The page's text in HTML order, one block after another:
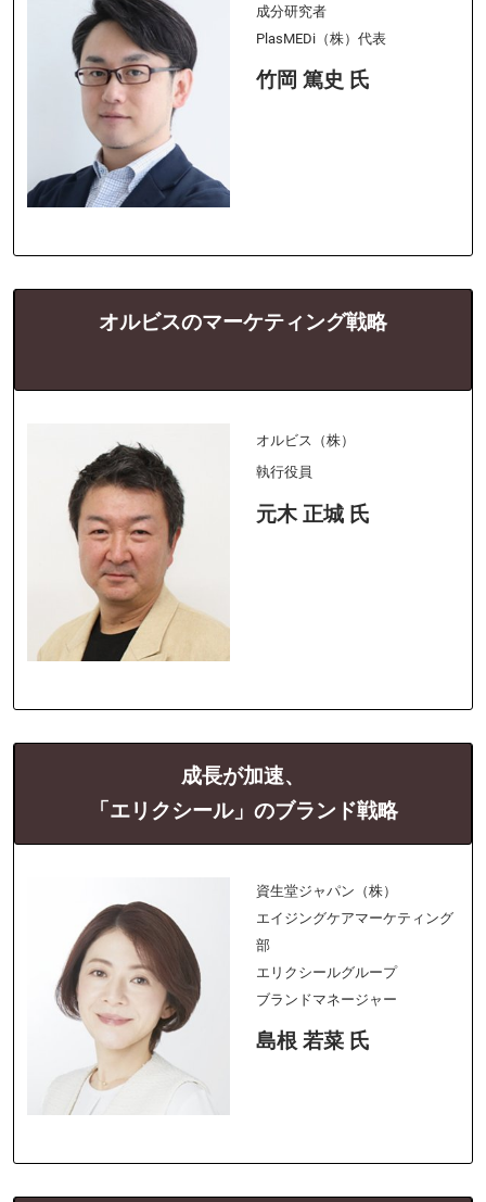
成分研究者
PlasMEDi（株）代表
竹岡 篤史 氏
オルビスのマーケティング戦略
オルビス（株）
執行役員
元木 正城 氏
成長が加速、
「エリクシール」のブランド戦略
資生堂ジャパン（株）
エイジングケアマーケティング
部
エリクシールグループ
ブランドマネージャー
島根 若菜 氏